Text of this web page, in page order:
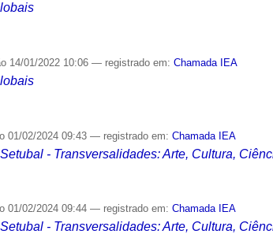
14/01/2022 10:06— registrado em:Chamada IEA
01/02/2024 09:43— registrado em:Chamada IEA
- Transversalidades: Arte, Cultura,
01/02/2024 09:44— registrado em:Chamada IEA
- Transversalidades: Arte, Cultura,